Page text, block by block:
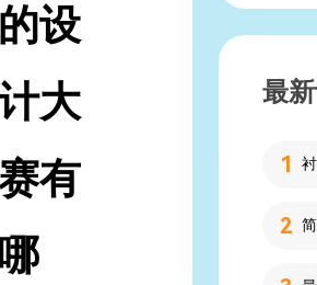
的设
大
有
哪
最